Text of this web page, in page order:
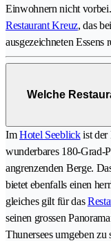
Einwohnern nicht
Restaurant Kreuz, das
ausgezeichneten Essens
Welche
ImHotel Seeblickist der
wunderbares 180-Grad-
angrenzenden Berge.
bietet ebenfalls einen
gleiches gilt für das
seinen grossen
Thunersees umgeben zu